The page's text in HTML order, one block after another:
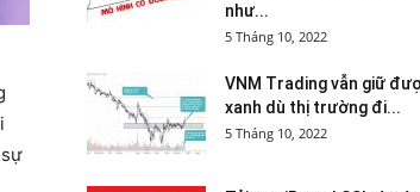
như...
5 Tháng 10, 2022
VNM Trading vẫn giữ
xanh dù thị trường đi...
5 Tháng 10, 2022